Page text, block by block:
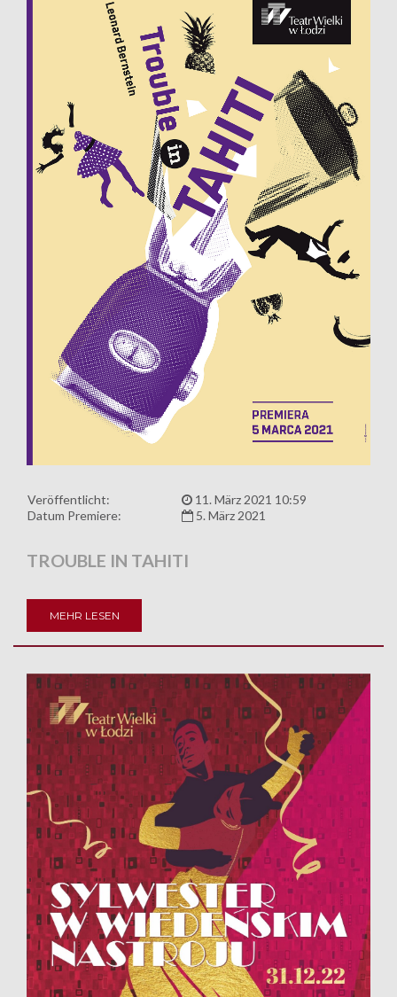
Veröffentlicht:
11. März 2021 10:59
Datum Premiere:
5. März 2021
TROUBLE IN TAHITI
MEHR LESEN